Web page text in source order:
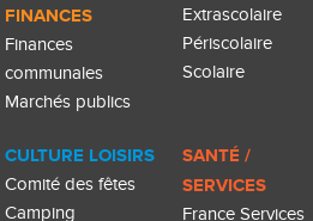
FINANCES
Finances
communales
Marchés publics
Extrascolaire
Périscolaire
Scolaire
CULTURE LOISIRS
Comité des fêtes
Camping
SANTÉ /
SERVICES
France Services